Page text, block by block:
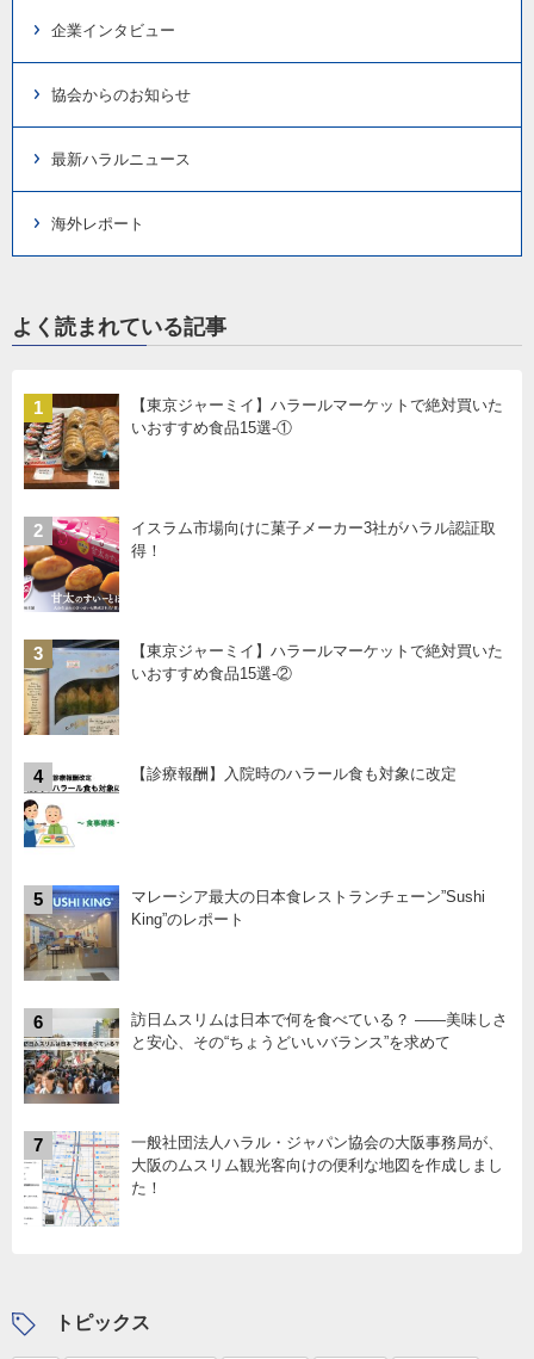
企業インタビュー
協会からのお知らせ
最新ハラルニュース
海外レポート
よく読まれている記事
1
【東京ジャーミイ】ハラールマーケットで絶対買いた
いおすすめ食品15選-①
2
イスラム市場向けに菓子メーカー3社がハラル認証取
得！
3
【東京ジャーミイ】ハラールマーケットで絶対買いた
いおすすめ食品15選-②
4 【診療報酬】入院時のハラール食も対象に改定
5
マレーシア最大の日本食レストランチェーン”Sushi
King”のレポート
6
訪日ムスリムは日本で何を食べている？ ――美味しさ
と安心、その“ちょうどいいバランス”を求めて
7
一般社団法人ハラル・ジャパン協会の大阪事務局が、
大阪のムスリム観光客向けの便利な地図を作成しまし
た！
トピックス